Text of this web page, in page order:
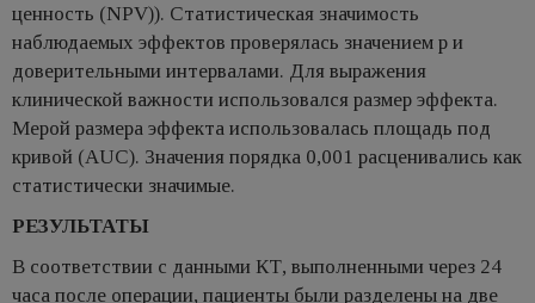
ценность (NPV)). Статистическая значимость
наблюдаемых эффектов проверялась значением p и
доверительными интервалами. Для выражения
клинической важности использовался размер эффекта.
Мерой размера эффекта использовалась площадь под
кривой (AUC). Значения порядка 0,001 расценивались как
статистически значимые.
РЕЗУЛЬТАТЫ
В соответствии с данными КТ, выполненными через 24
часа после операции, пациенты были разделены на две